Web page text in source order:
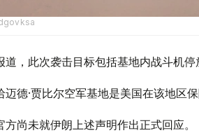
道，此次袭击目标包括基地内战斗机
德·贾比尔空军基地是美国在该地区
尚未就伊朗上述声明作出正式回应。